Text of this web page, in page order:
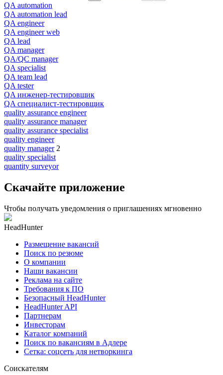
QA automation
QA automation lead
QA engineer
QA engineer web
QA lead
QA manager
QA/QC manager
QA specialist
QA team lead
QA tester
QA инженер-тестировщик
QA специалист-тестировщик
quality assurance engineer
quality assurance manager
quality assurance specialist
quality engineer
quality manager 2
quality specialist
quantity surveyor
Скачайте приложение
Чтобы получать уведомления о приглашениях мгновенно
HeadHunter
Размещение вакансий
Поиск по резюме
О компании
Наши вакансии
Реклама на сайте
Требования к ПО
Безопасный HeadHunter
HeadHunter API
Партнерам
Инвесторам
Каталог компаний
Поиск по вакансиям в Адлере
Сетка: соцсеть для нетворкинга
Соискателям